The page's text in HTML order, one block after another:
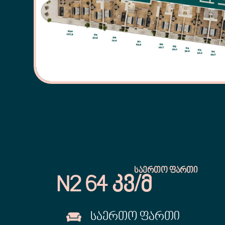
ᲡᲐᲔᲠᲗᲝ ᲤᲐᲠᲗᲘ
N2 64 ᲙᲕ/Მ
ᲡᲐᲔᲠᲗᲝ ᲤᲐᲠᲗᲘ